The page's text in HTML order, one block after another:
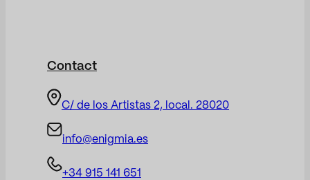
Contact
C/ de los Artistas 2, local. 28020
info@enigmia.es
+34 915 141 651